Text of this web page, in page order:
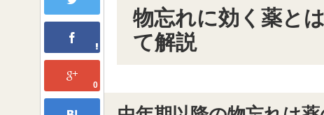
0
物忘れに効く薬と
て解説